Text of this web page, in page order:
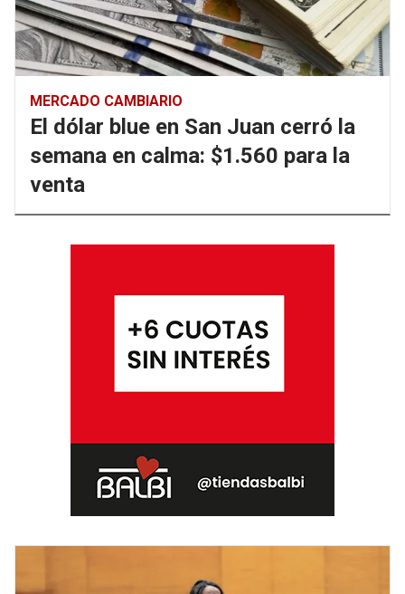
MERCADO CAMBIARIO
El dólar blue en San Juan cerró la
semana en calma: $1.560 para la
venta